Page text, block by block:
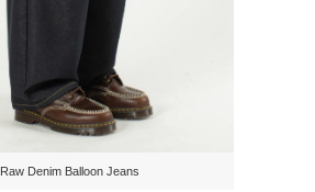
Raw Denim Balloon Jeans